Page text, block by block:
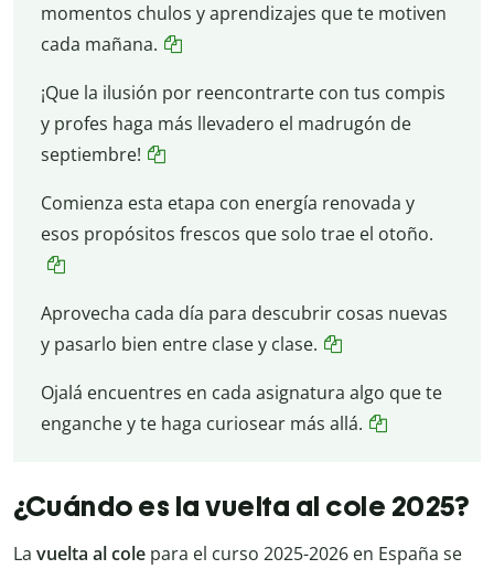
momentos chulos y aprendizajes que te motiven
cada mañana.
¡Que la ilusión por reencontrarte con tus compis
y profes haga más llevadero el madrugón de
septiembre!
Comienza esta etapa con energía renovada y
esos propósitos frescos que solo trae el otoño.
Aprovecha cada día para descubrir cosas nuevas
y pasarlo bien entre clase y clase.
Ojalá encuentres en cada asignatura algo que te
enganche y te haga curiosear más allá.
¿Cuándo es la vuelta al cole 2025?
La vuelta al cole para el curso 2025-2026 en España se